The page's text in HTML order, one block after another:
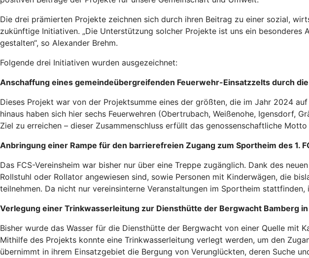
Die drei prämierten Projekte zeichnen sich durch ihren Beitrag zu einer sozial,
zukünftige Initiativen. „Die Unterstützung solcher Projekte ist uns ein
gestalten“, so Alexander Brehm.
Folgende drei Initiativen wurden ausgezeichnet:
Anschaffung eines gemeindeübergreifenden Feuerwehr-Einsatzzelts durch
Dieses Projekt war von der Projektsumme eines der größten, die im Jahr 2024
hinaus haben sich hier sechs Feuerwehren (Obertrubach, Weißenohe, Igensdorf,
Ziel zu erreichen – dieser Zusammenschluss erfüllt das genossenschaftliche Motto
Anbringung einer Rampe für den barrierefreien Zugang zum Sportheim des 1.
Das FCS-Vereinsheim war bisher nur über eine Treppe zugänglich. Dank des
Rollstuhl oder Rollator angewiesen sind, sowie Personen mit Kinderwägen, die
teilnehmen. Da nicht nur vereinsinterne Veranstaltungen im Sportheim
Verlegung einer Trinkwasserleitung zur Diensthütte der Bergwacht Bamberg
Bisher wurde das Wasser für die Diensthütte der Bergwacht von einer Quelle mit
Mithilfe des Projekts konnte eine Trinkwasserleitung verlegt werden, um den
übernimmt in ihrem Einsatzgebiet die Bergung von Verunglückten, deren Suche